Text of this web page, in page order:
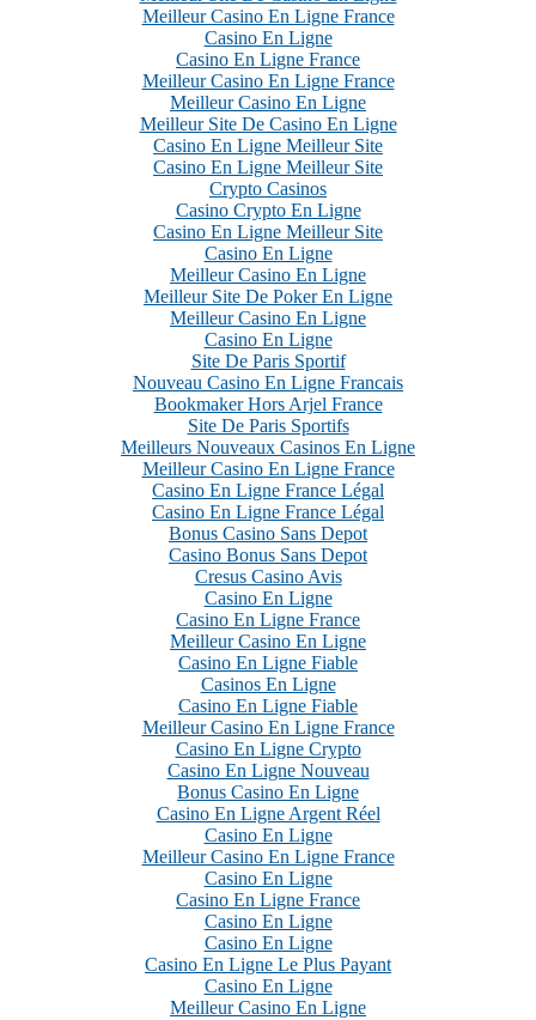
Meilleur Casino En Ligne France
Casino En Ligne
Casino En Ligne France
Meilleur Casino En Ligne France
Meilleur Casino En Ligne
Meilleur Site De Casino En Ligne
Casino En Ligne Meilleur Site
Casino En Ligne Meilleur Site
Crypto Casinos
Casino Crypto En Ligne
Casino En Ligne Meilleur Site
Casino En Ligne
Meilleur Casino En Ligne
Meilleur Site De Poker En Ligne
Meilleur Casino En Ligne
Casino En Ligne
Site De Paris Sportif
Nouveau Casino En Ligne Francais
Bookmaker Hors Arjel France
Site De Paris Sportifs
Meilleurs Nouveaux Casinos En Ligne
Meilleur Casino En Ligne France
Casino En Ligne France Légal
Casino En Ligne France Légal
Bonus Casino Sans Depot
Casino Bonus Sans Depot
Cresus Casino Avis
Casino En Ligne
Casino En Ligne France
Meilleur Casino En Ligne
Casino En Ligne Fiable
Casinos En Ligne
Casino En Ligne Fiable
Meilleur Casino En Ligne France
Casino En Ligne Crypto
Casino En Ligne Nouveau
Bonus Casino En Ligne
Casino En Ligne Argent Réel
Casino En Ligne
Meilleur Casino En Ligne France
Casino En Ligne
Casino En Ligne France
Casino En Ligne
Casino En Ligne
Casino En Ligne Le Plus Payant
Casino En Ligne
Meilleur Casino En Ligne